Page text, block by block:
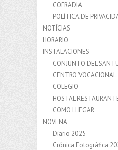
COFRADIA
POLÍTICA DE
NOTÍCIAS
HORARIO
INSTALACIONES
CONJUNTO DEL
CENTRO VOCACIONAL
COLEGIO
HOSTAL
COMO LLEGAR
NOVENA
Díario 2025
Crónica Fotográfica